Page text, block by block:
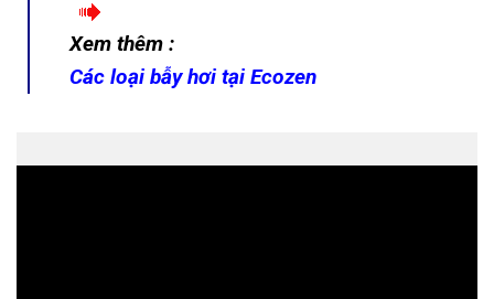
Xem thêm :
Các loại bẫy hơi tại Ecozen